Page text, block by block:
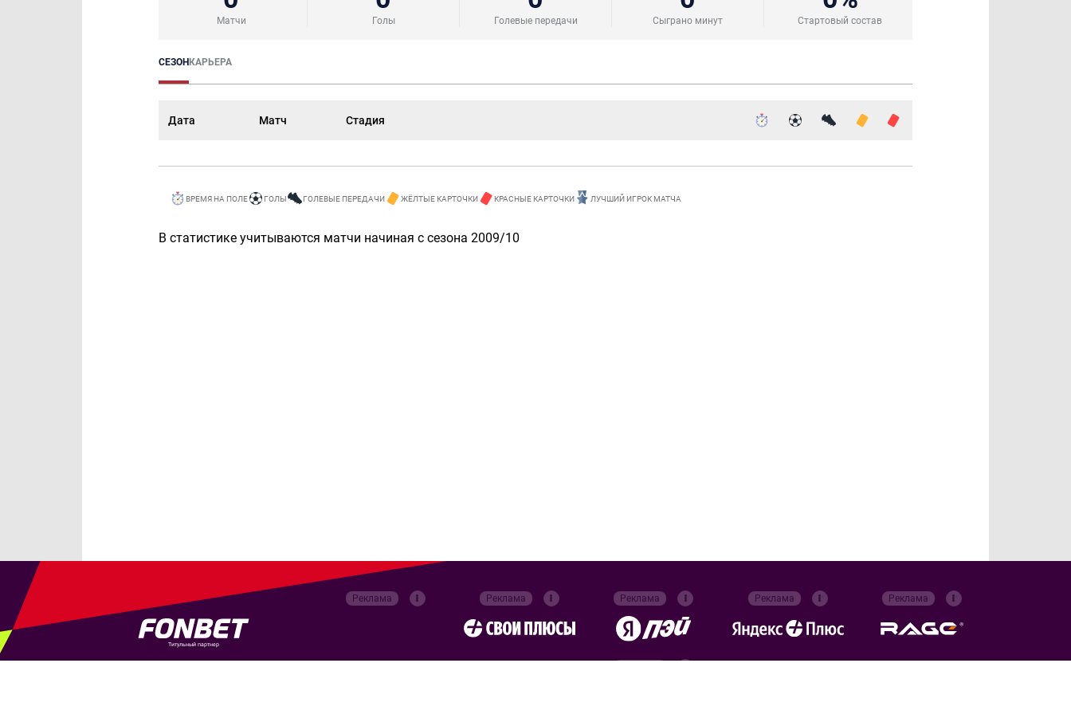
Матчи Голы Голевые передачи Сыграно минут Стартовый состав
СЕЗОНКАРЬЕРА
Дата Матч Стадия
ВРЕМЯ НА ПОЛЕ ГОЛЫ ГОЛЕВЫЕ ПЕРЕДАЧИ ЖЁЛТЫЕ КАРТОЧКИ КРАСНЫЕ КАРТОЧКИ ЛУЧШИЙ ИГРОК МАТЧА
В статистике учитываются матчи начиная с сезона 2009/10
Титульный партнер
Реклама Реклама Реклама Реклама Реклама